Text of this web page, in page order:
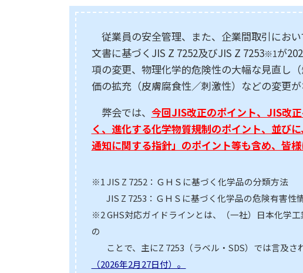
従業員の安全管理、また、企業間取引にお
文書に基づくJIS Z 7252及びJIS Z 7253※1が
項の変更、物理化学的危険性の大幅な見直し
価の拡充（皮膚腐食性／刺激性）などの変更が
弊会では、 今回JIS改正のポイント、JIS改
く、進化する化学物質規制のポイント、並び
通知に関する指針」のポイント等も含め、皆
※1 JIS Z 7252：ＧＨＳに基づく化学品の分類方法
JIS Z 7253：ＧＨＳに基づく化学品の危険有害性
※2 GHS対応ガイドラインとは、（一社）日本化学
の
ことで、主にZ 7253（ラベル・SDS）では言及さ
（2026年2月27日付）。